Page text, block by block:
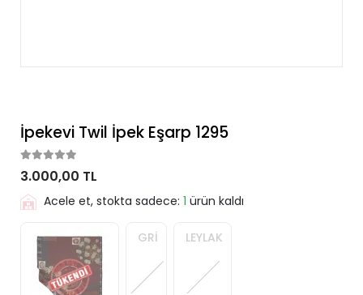
İpekevi Twil İpek Eşarp 1295
3.000,00 TL
Acele et, stokta sadece: 1 ürün kaldı
GRİ LEYLAK